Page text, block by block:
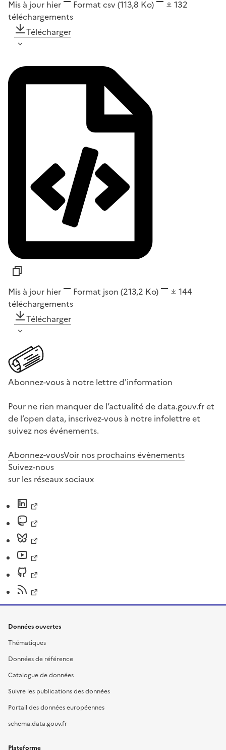
Mis à jour hier Format csv(113,8 Ko)
132
téléchargements
Télécharger
Mis à jour hier Format json (213,2 Ko)
144
téléchargements
Télécharger
Abonnez-vous à notre lettre d'information
Pour ne rien manquer de l’actualité de data.gouv.fr et
de l’open data, inscrivez-vous à notre infolettre et
suivez nos événements.
Abonnez-vousVoir nos prochains évènements
Suivez-nous
sur les réseaux sociaux
Données ouvertes
Thématiques
Données de référence
Catalogue de données
Suivre les publications des données
Portail des données européennes
schema.data.gouv.fr
Plateforme